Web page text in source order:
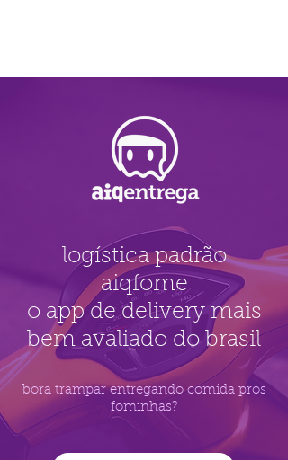
logística padrão
aiqfome
o app de delivery mais
bem avaliado do brasil
bora trampar entregando comida pros
fominhas?